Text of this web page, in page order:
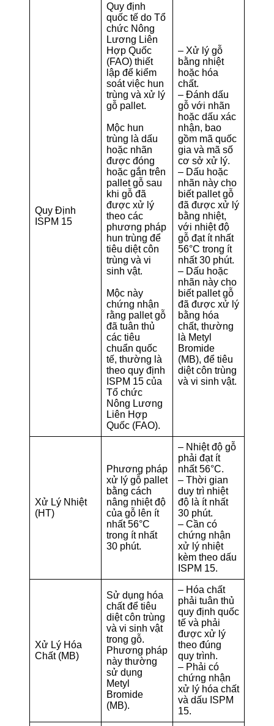
Quy Định
ISPM 15
Quy định
quốc tế do Tổ
chức Nông
Lương Liên
Hợp Quốc
(FAO) thiết
lập để kiểm
soát việc hun
trùng và xử lý
gỗ pallet.
Mộc hun
trùng là dấu
hoặc nhãn
được đóng
hoặc gắn trên
pallet gỗ sau
khi gỗ đã
được xử lý
theo các
phương pháp
hun trùng để
tiêu diệt côn
trùng và vi
sinh vật.
Mộc này
chứng nhận
rằng pallet gỗ
đã tuân thủ
các tiêu
chuẩn quốc
tế, thường là
theo quy định
ISPM 15 của
Tổ chức
Nông Lương
Liên Hợp
Quốc (FAO).
– Xử lý gỗ
bằng nhiệt
hoặc hóa
chất.
– Đánh dấu
gỗ với nhãn
hoặc dấu xác
nhận, bao
gồm mã quốc
gia và mã số
cơ sở xử lý.
– Dấu hoặc
nhãn này cho
biết pallet gỗ
đã được xử lý
bằng nhiệt,
với nhiệt độ
gỗ đạt ít nhất
56°C trong ít
nhất 30 phút.
– Dấu hoặc
nhãn này cho
biết pallet gỗ
đã được xử lý
bằng hóa
chất, thường
là Metyl
Bromide
(MB), để tiêu
diệt côn trùng
và vi sinh vật.
Xử Lý Nhiệt
(HT)
Phương pháp
xử lý gỗ pallet
bằng cách
nâng nhiệt độ
của gỗ lên ít
nhất 56°C
trong ít nhất
30 phút.
– Nhiệt độ gỗ
phải đạt ít
nhất 56°C.
– Thời gian
duy trì nhiệt
độ là ít nhất
30 phút.
– Cần có
chứng nhận
xử lý nhiệt
kèm theo dấu
ISPM 15.
Xử Lý Hóa
Chất (MB)
Sử dụng hóa
chất để tiêu
diệt côn trùng
và vi sinh vật
trong gỗ.
Phương pháp
này thường
sử dụng
Metyl
Bromide
(MB).
– Hóa chất
phải tuân thủ
quy định quốc
tế và phải
được xử lý
theo đúng
quy trình.
– Phải có
chứng nhận
xử lý hóa chất
và dấu ISPM
15.